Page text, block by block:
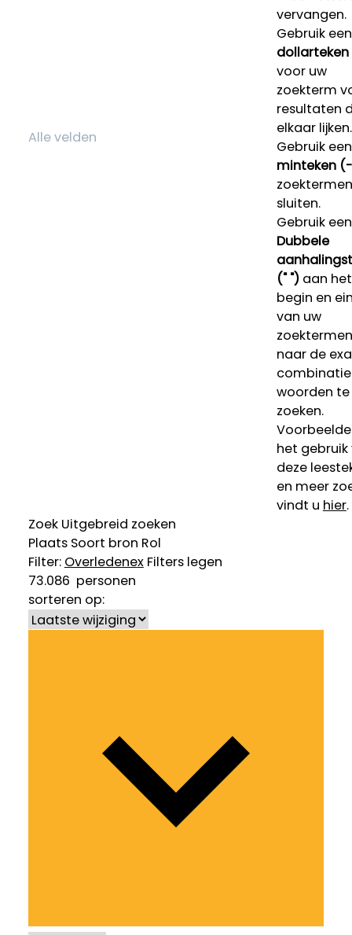
vervangen.
Gebruik een
voor uw
zoekterm
resultaten
elkaar lijken.
Gebruik een
minteken
sluiten.
Gebruik een
Dubbele
(" ")aan het
begin en
van uw
naar de
woorden te
zoeken.
het gebruik
deze
en meer
vindt u hier.
Zoek Uitgebreid zoeken
Plaats Soort bron Rol
Filter: Overledenex Filters legen
73.086 personen
sorteren op: